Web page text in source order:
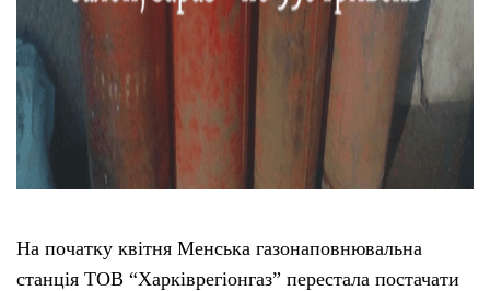
На початку квітня Менська газонаповнювальна
станція ТОВ “Харківрегіонгаз” перестала постачати